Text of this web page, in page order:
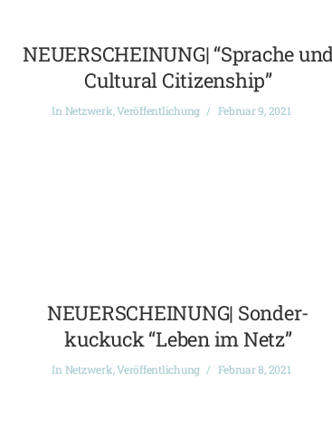
NEUERSCHEINUNG| “Sprache
Cultural Citizenship”
In Netzwerk,Veröffentlichung Februar 9, 2021
NEUERSCHEINUNG| Sonder-
kuckuck “Leben im Netz”
In Netzwerk,Veröffentlichung Februar 8, 2021